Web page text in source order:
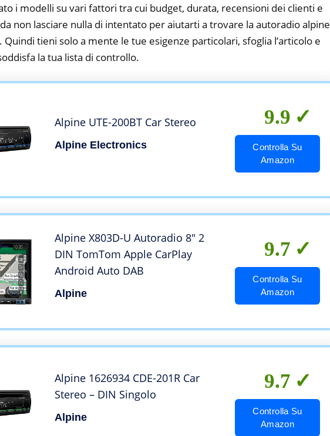
i modelli su vari fattori tra cui budget, durata, recensioni dei clienti e
non lasciare nulla di intentato per aiutarti a trovare la autoradio alpine
Quindi tieni solo a mente le tue esigenze particolari, sfoglia l’articolo e
la tua lista di controllo.
Alpine UTE-200BT Car Stereo
Alpine Electronics
9.9
Controlla Su
Amazon
Alpine X803D-U Autoradio 8″ 2
DIN TomTom Apple CarPlay
Android Auto DAB
Alpine
9.7
Controlla Su
Amazon
Alpine 1626934 CDE-201R Car
Stereo – DIN Singolo
Alpine
9.7
Controlla Su
Amazon